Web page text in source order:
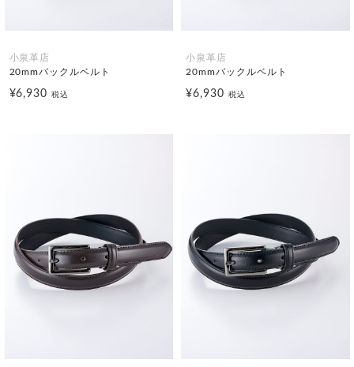
小泉革店
20mmバックルベルト
¥6,930税込
小泉革店
20mmバックルベルト
¥6,930 税込